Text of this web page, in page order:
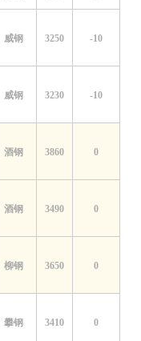
威钢 3250 -10
威钢 3230 -10
酒钢 3860 0
酒钢 3490 0
柳钢 3650 0
攀钢 3410 0